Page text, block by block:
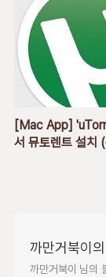
[Mac App]
서 뮤토렌트 설치
까만거북이
까만거북이 님의